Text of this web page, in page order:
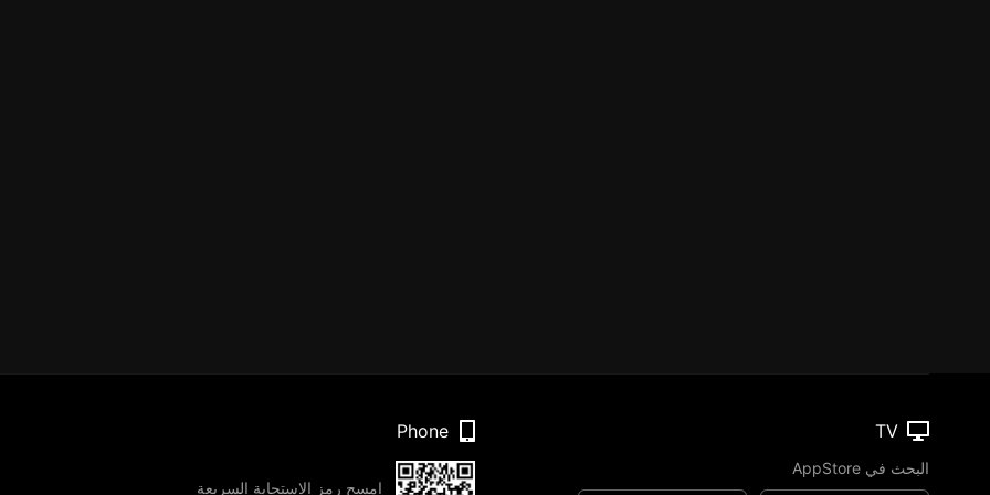
TV
البحث في AppStore
Phone
امسح رمز الاستجابة السريعة